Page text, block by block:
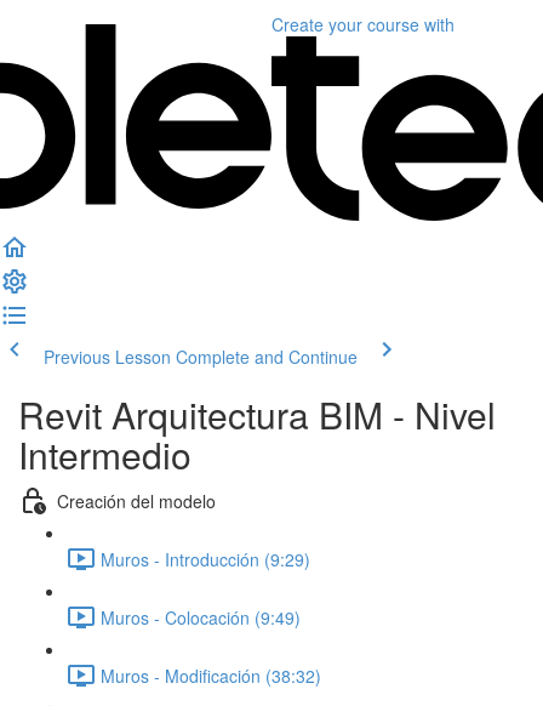
Create your course with
Previous Lesson Complete and Continue
Revit Arquitectura BIM - Nivel
Intermedio
Creación del modelo
Muros - Introducción (9:29)
Muros - Colocación (9:49)
Muros - Modificación (38:32)